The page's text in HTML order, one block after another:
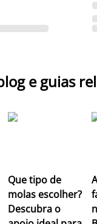
e guias
Que tipo de
molas escolher?
Descubra o